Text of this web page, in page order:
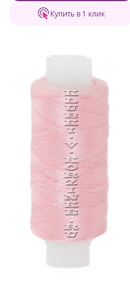
Купить в 1 клик